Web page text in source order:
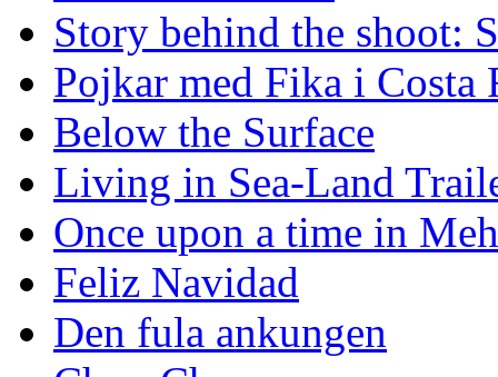
Story behind the shoot:
Pojkar med Fika i Costa
Below the Surface
Living in Sea-Land
Once upon a time in
Feliz Navidad
Den fula ankungen